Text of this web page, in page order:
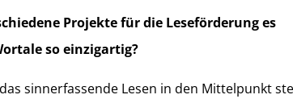
Projekte für die Leseförderung es
so einzigartig?
sinnerfassende Lesen in den Mittelpunkt